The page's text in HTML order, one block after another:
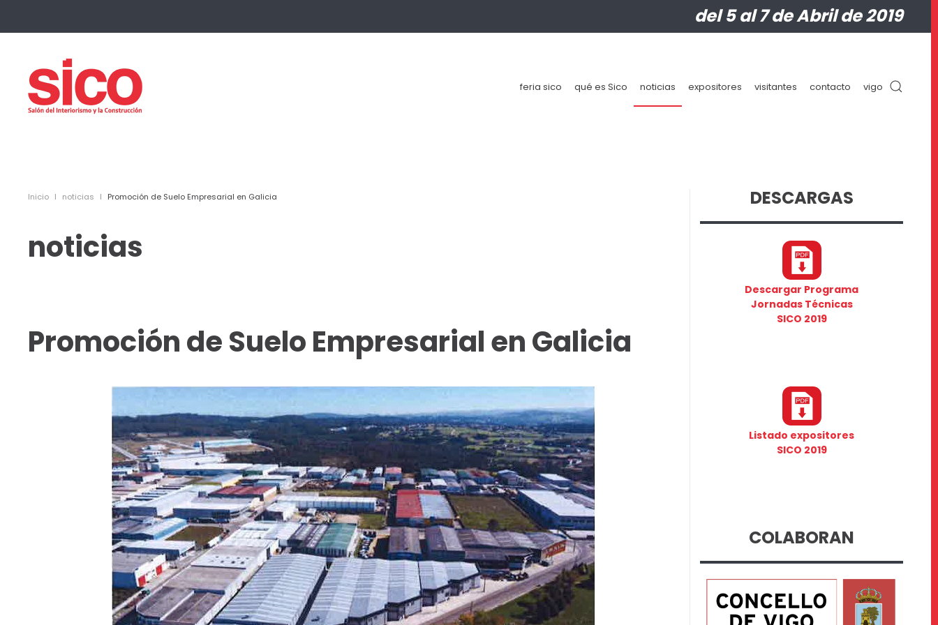
del 5 al 7 de Abril de 2019
feria sico qué es Sico noticias expositores visitantes contacto vigo
Inicio noticias Promoción de Suelo Empresarial en Galicia
noticias
Promoción de Suelo Empresarial en Galicia
DESCARGAS
Descargar Programa
Jornadas Técnicas
SICO 2019
Listado expositores
SICO 2019
COLABORAN